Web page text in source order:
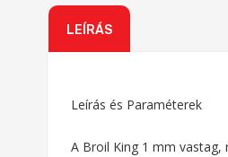
LEÍRÁS
Leírás és Paraméterek
A Broil King 1 mm